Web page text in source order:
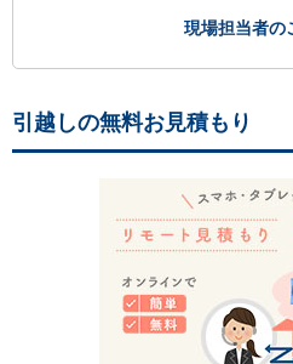
現場担当者の
引越しの無料お見積もり